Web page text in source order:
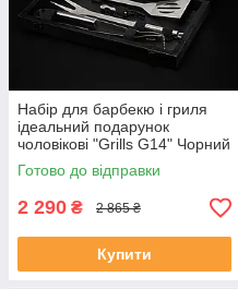
Набір для барбекю і гриля
ідеальний подарунок
чоловікові "Grills G14" Чорний
| 19 предметів + Гравіювання
на замовлення
Готово до відправки
2 290 ₴ 2 865 ₴
Купити